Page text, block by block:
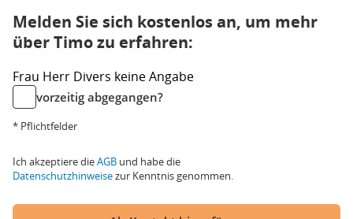
Melden Sie sich kostenlos an, um mehr
über Timo zu erfahren:
Frau Herr Divers keine Angabe
vorzeitig abgegangen?
* Pflichtfelder
Ich akzeptiere dieAGB und habe die
Datenschutzhinweisezur Kenntnis genommen.